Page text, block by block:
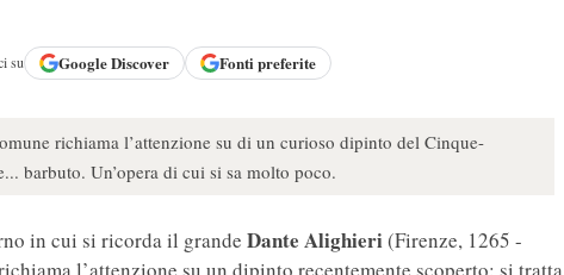
su GoogleDiscover Fonti preferite
richiama l’attenzione su di un curioso dipinto del Cinque-
barbuto. Un’opera di cui si sa molto poco.
in cui si ricorda il grande Dante Alighieri(Firenze, 1265 -